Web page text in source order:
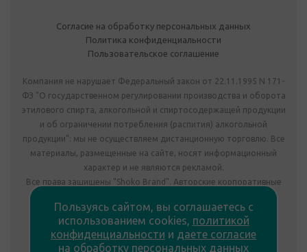
Согласие на обработку персональных данных
Политика конфиденциальности
Пользовательское соглашение
Компания не нарушает Федеральный закон от 22.11.1995 N 171-
ФЗ "О государственном регулировании производства и оборота
этилового спирта, алкогольной и спиртосодержащей продукции
и об ограничении потребления (распития) алкогольной
продукции": мы не осуществляем дистанционную торговлю. Все
материалы, размещенные на сайте, носят информационный
характер и не являются рекламой.
Все права защищены "Shoko Brand". Авторские корпоративные
Комплектация подарка может отличаться от изображения.
Информация на сайте не является публичной офертой.
Сведения о продавце:
Пользуясь сайтом, вы соглашаетесь с
использованием cookies, политикой
конфиденциальности и даете согласие
на обработку персональных данных